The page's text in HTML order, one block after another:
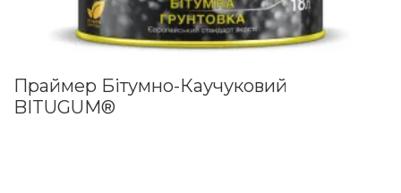
Праймер Бітумно-Каучуковий
BITUGUM®